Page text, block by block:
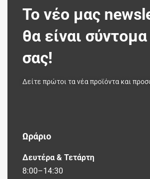
Το νέο μας
θα είναι
σας!
Δείτε πρώτοι τα νέα προϊόντα και
Ωράριο
Δευτέρα & Τετάρτη
8:00–14:30